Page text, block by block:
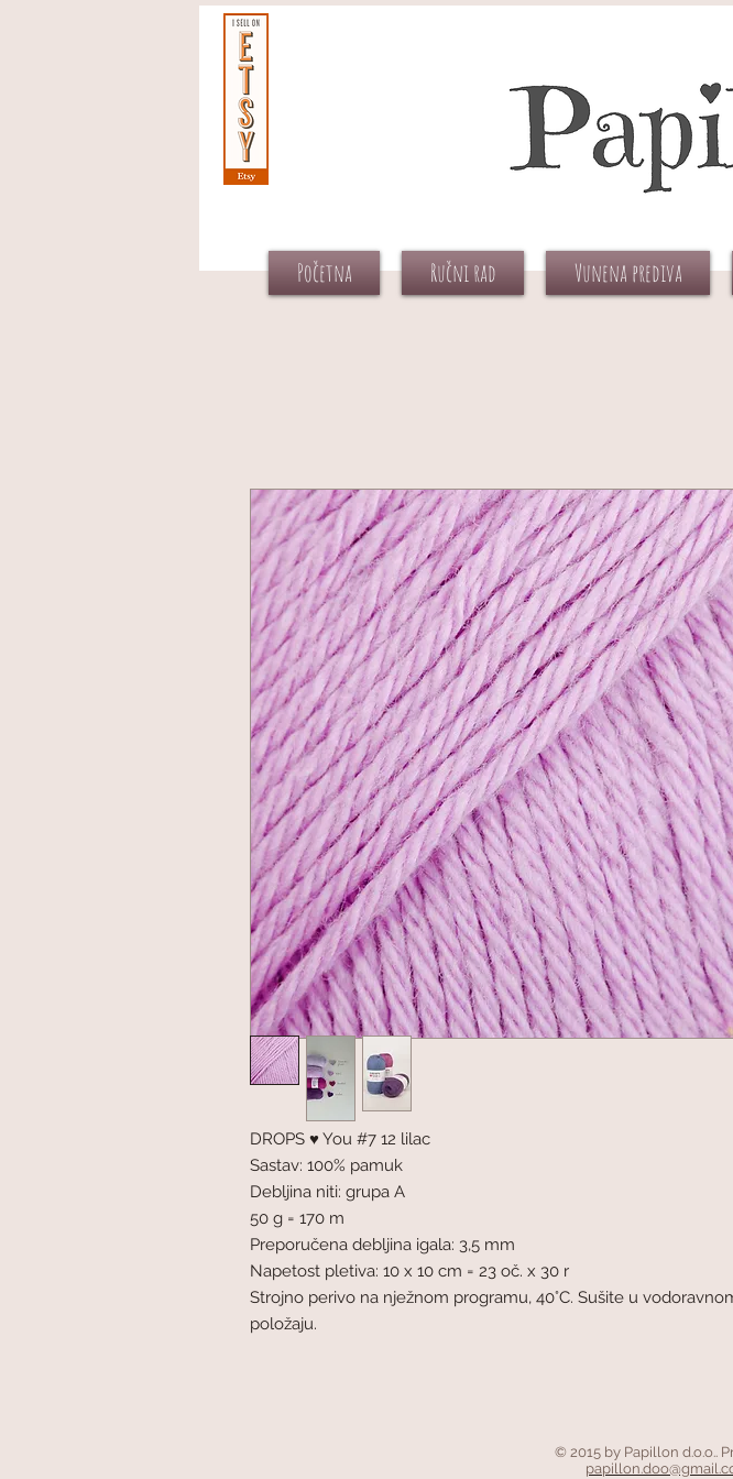
Početna Ručni rad Vunena prediva
DROPS ♥ You #7 12 lilac
Sastav: 100% pamuk
Debljina niti: grupa A
50 g = 170 m
Preporučena debljina igala: 3,5 mm
Napetost pletiva: 10 x 10 cm = 23 oč. x 30 r
Strojno perivo na nježnom programu, 40°C. Sušite u
položaju.
© 2015 by Papillon d.o.o..